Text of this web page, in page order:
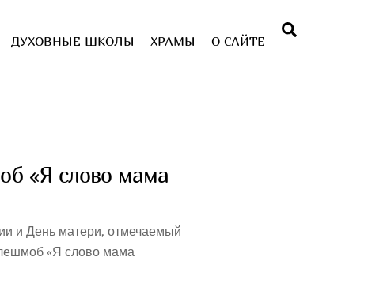
ДУХОВНЫЕ ШКОЛЫ ХРАМЫ О САЙТЕ
«Я слово мама
и День матери, отмечаемый
«Я слово мама